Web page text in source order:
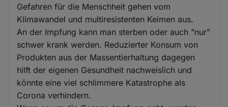
Gefahren für die Menschheit gehen vom
Klimawandel und multiresistenten Keimen aus.
An der Impfung kann man sterben oder auch "nur"
schwer krank werden. Reduzierter Konsum von
Produkten aus der Massentierhaltung dagegen
hilft der eigenen Gesundheit nachweislich und
könnte eine viel schlimmere Katastrophe als
Corona verhindern.